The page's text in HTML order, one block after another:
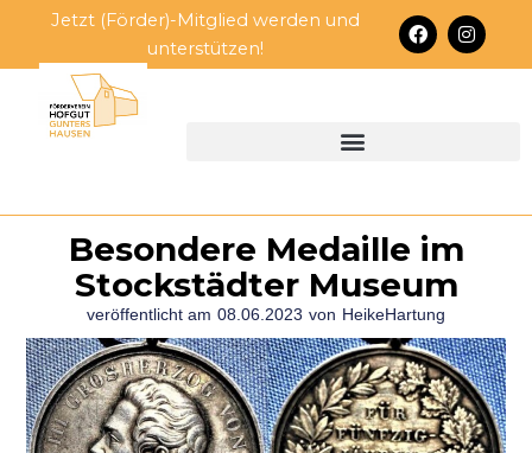
springen
Jetzt (Förder)-Mitglied werden und
unterstützen!
F
a
c
I
n
s
Besondere Medaille im
Stockstädter Museum
veröffentlicht am 08.06.2023 von HeikeHartung